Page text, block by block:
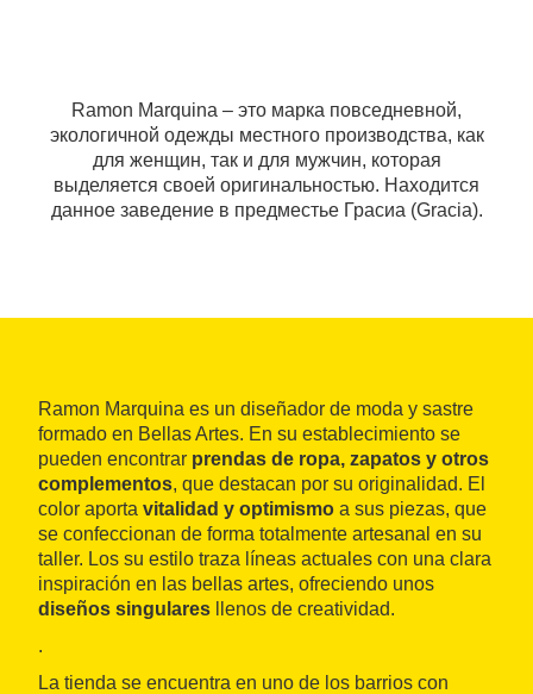
Ramon Marquina – это марка повседневной,
экологичной одежды местного производства, как
для женщин, так и для мужчин, которая
выделяется своей оригинальностью. Находится
данное заведение в предместье Грасиа (Gracia).
Ramon Marquina es un diseñador de moda y sastre
formado en Bellas Artes. En su establecimiento se
pueden encontrar prendas de ropa, zapatos y otros
complementos, que destacan por su originalidad. El
color aporta vitalidad y optimismo a sus piezas, que
se confeccionan de forma totalmente artesanal en su
taller. Los su estilo traza líneas actuales con una clara
inspiración en las bellas artes, ofreciendo unos
diseños singulares llenos de creatividad.
.
La tienda se encuentra en uno de los barrios con